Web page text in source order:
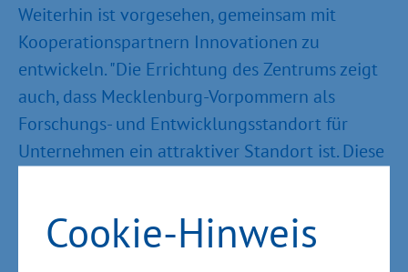
Cookie-Hinweis
Weiterhin ist vorgesehen, gemeinsam mit
Kooperationspartnern Innovationen zu
entwickeln. "Die Errichtung des Zentrums zeigt
auch, dass Mecklenburg-Vorpommern als
Forschungs- und Entwicklungsstandort für
Unternehmen ein attraktiver Standort ist. Diese
bei uns in Mecklenburg-Vorpommern